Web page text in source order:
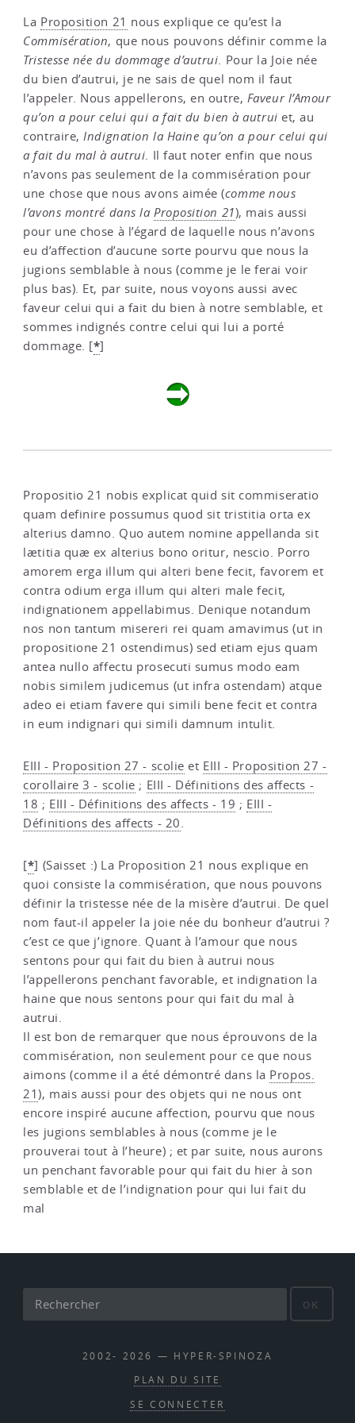
La Proposition 21 nous explique ce qu’est la
Commisération, que nous pouvons définir comme la
Tristesse née du dommage d’autrui. Pour la Joie née
du bien d’autrui, je ne sais de quel nom il faut
l’appeler. Nous appellerons, en outre, Faveur l’Amour
qu’on a pour celui qui a fait du bien à autrui et, au
contraire,Indignation la Haine qu’on a pour celui qui
a fait du mal à autrui. Il faut noter enfin que nous
n’avons pas seulement de la commisération pour
une chose que nous avons aimée (comme nous
l’avons montré dans la Proposition 21), mais aussi
pour une chose à l’égard de laquelle nous n’avons
eu d’affection d’aucune sorte pourvu que nous la
jugions semblable à nous (comme je le ferai voir
plus bas). Et, par suite, nous voyons aussi avec
faveur celui qui a fait du bien à notre semblable, et
sommes indignés contre celui qui lui a porté
dommage. [*]
Propositio 21 nobis explicat quid sit commiseratio
quam definire possumus quod sit tristitia orta ex
alterius damno. Quo autem nomine appellanda sit
lætitia quæ ex alterius bono oritur, nescio. Porro
amorem erga illum qui alteri bene fecit, favorem et
contra odium erga illum qui alteri male fecit,
indignationem appellabimus. Denique notandum
nos non tantum misereri rei quam amavimus (ut in
propositione 21 ostendimus) sed etiam ejus quam
antea nullo affectu prosecuti sumus modo eam
nobis similem judicemus (ut infra ostendam) atque
adeo ei etiam favere qui simili bene fecit et contra
in eum indignari qui simili damnum intulit.
EIII - Proposition 27 - scolie et EIII - Proposition 27 -
corollaire 3 - scolie ; EIII - Définitions des affects -
18 ; EIII - Définitions des affects - 19 ; EIII -
Définitions des affects - 20.
[*] (Saisset :) La Proposition 21 nous explique en
quoi consiste la commisération, que nous pouvons
définir la tristesse née de la misère d’autrui. De quel
nom faut-il appeler la joie née du bonheur d’autrui ?
c’est ce que j’ignore. Quant à l’amour que nous
sentons pour qui fait du bien à autrui nous
l’appellerons penchant favorable, et indignation la
haine que nous sentons pour qui fait du mal à
autrui.
Il est bon de remarquer que nous éprouvons de la
commisération, non seulement pour ce que nous
aimons (comme il a été démontré dans la Propos.
21), mais aussi pour des objets qui ne nous ont
encore inspiré aucune affection, pourvu que nous
les jugions semblables à nous (comme je le
prouverai tout à l’heure) ; et par suite, nous aurons
un penchant favorable pour qui fait du hier à son
semblable et de l’indignation pour qui lui fait du
mal
OK
2002- 2026 — HYPER-SPINOZA
PLAN DU SITE
SE CONNECTER